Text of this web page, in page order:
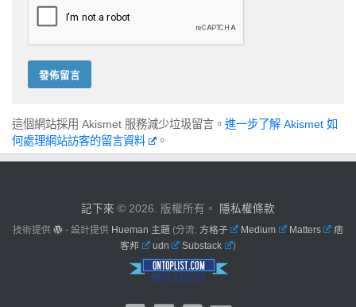
這個網站採用 Akismet 服務減少垃圾留言。 進一步了解 Akismet 如
何處理網站訪客的留言資料
。
記下來 © 2026. 版權所有。 隱私權條款
技術提供 - 設計提供 Hueman 主題 (分流: 方格子 Medium Matters
痞
客邦
udn Substack )